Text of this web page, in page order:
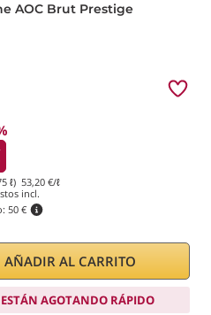
AOC Brut Prestige
ℓ) 53,20 €/ℓ
incl.
50 €
AÑADIR AL CARRITO
ESTÁN AGOTANDO RÁPIDO